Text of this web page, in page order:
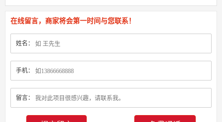
在线留言，商家将会第一时间与您联系！
姓名：
手机：
留言：